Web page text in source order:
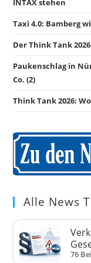
INTAX stehen
Taxi 4.0: Bamberg
Der Think Tank
Paukenschlag in
Co. (2)
Think Tank 2026:
Alle News
76